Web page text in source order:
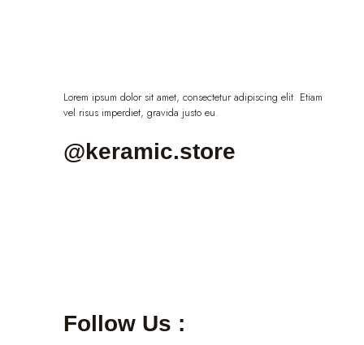
Lorem ipsum dolor sit amet, consectetur adipiscing elit. Etiam
vel risus imperdiet, gravida justo eu.
@keramic.store
Follow Us :